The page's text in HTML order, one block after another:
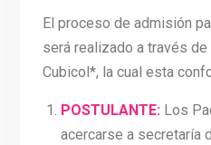
El proceso de admisión
será realizado a través
Cubicol*, la cual esta
POSTULANTE: Los
acercarse a secretaría